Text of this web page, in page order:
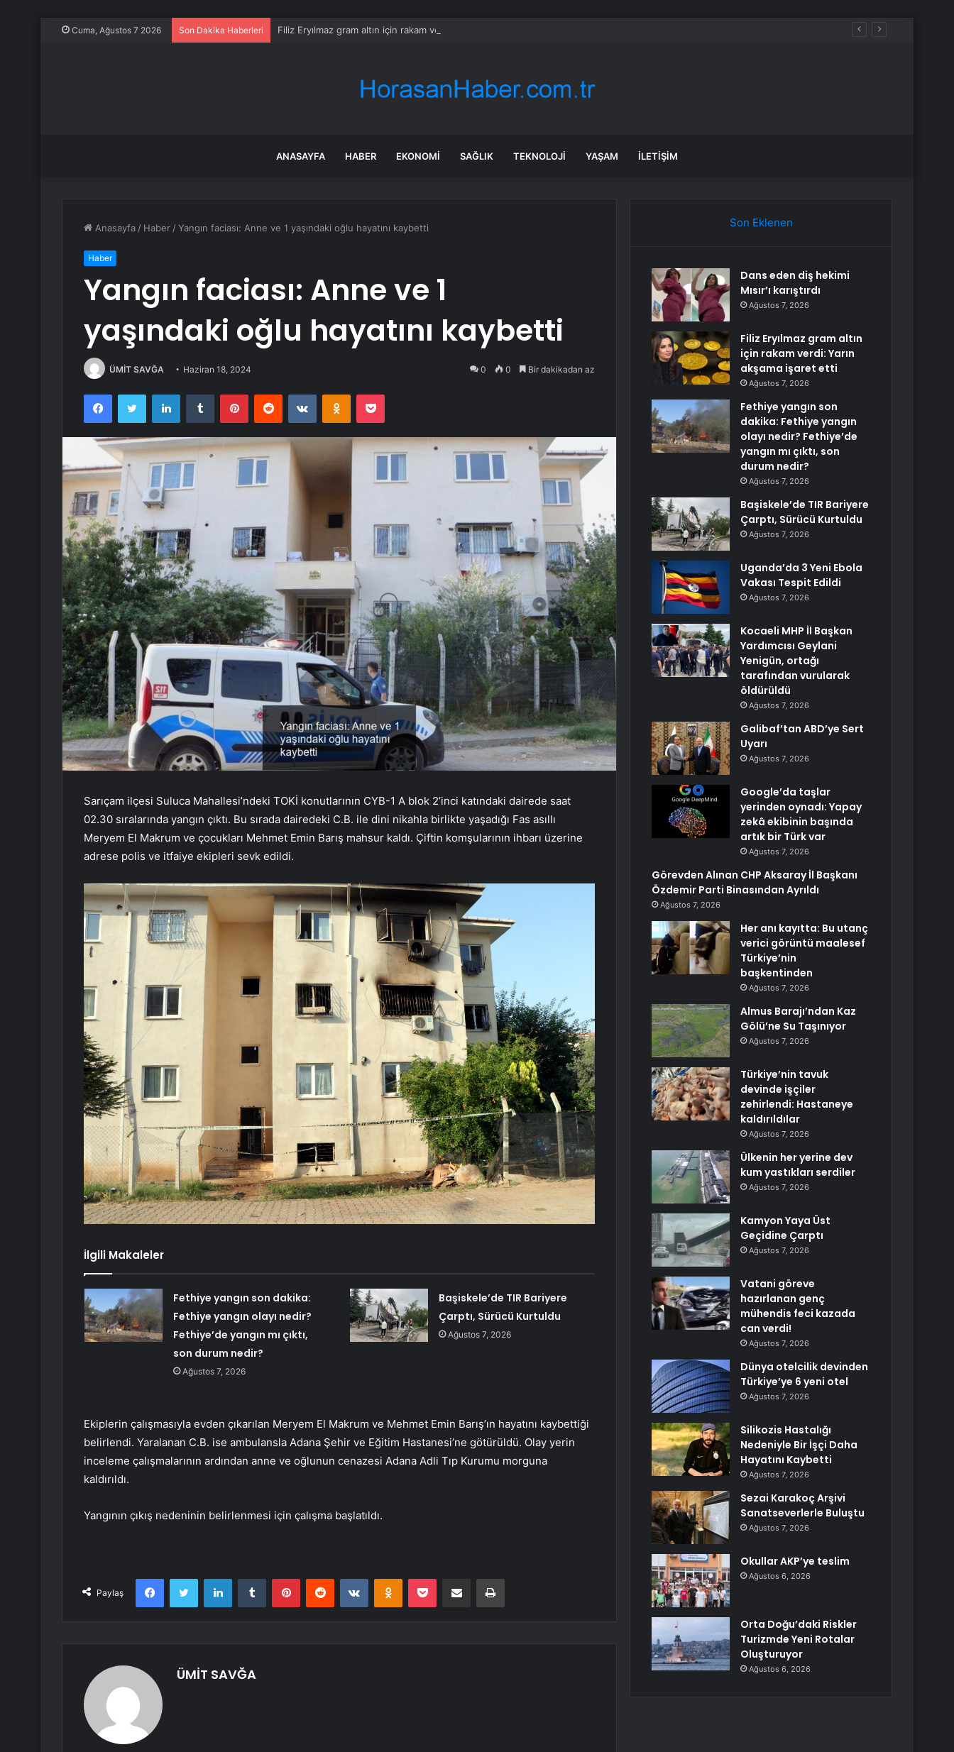
Cuma, Ağustos 7 2026 Son Dakika Haberleri Filiz Eryılmaz gram altın için rakam verdi: Yarın akşama işaret etti
ANASAYFA HABER EKONOMI SAĞLIK TEKNOLOJI YAŞAM İLETIŞIM
Anasayfa / Haber /Yangın faciası: Anne ve 1 yaşındaki oğlu hayatını kaybetti
Haber
Yangın faciası: Anne ve 1
yaşındaki oğlu hayatını kaybetti
ÜMİT SAVĞA Haziran 18, 2024 0 0 Bir dakikadan az
FacebookTwitter LinkedInTumblr PinterestReddit VKontakteOdnoklassniki
Pocket
Sarıçam ilçesi Suluca Mahallesi’ndeki TOKİ konutlarının CYB-1 A blok 2’inci katındaki dairede saat
02.30 sıralarında yangın çıktı. Bu sırada dairedeki C.B. ile dini nikahla birlikte yaşadığı Fas asıllı
Meryem El Makrum ve çocukları Mehmet Emin Barış mahsur kaldı. Çiftin komşularının ihbarı üzerine
adrese polis ve itfaiye ekipleri sevk edildi.
İlgili Makaleler
Fethiye yangın son dakika:
Fethiye yangın olayı nedir?
Fethiye’de yangın mı çıktı,
son durum nedir?
Ağustos 7, 2026
Başiskele’de TIR Bariyere
Çarptı, Sürücü Kurtuldu
Ağustos 7, 2026
Ekiplerin çalışmasıyla evden çıkarılan Meryem El Makrum ve Mehmet Emin Barış’ın hayatını kaybettiği
belirlendi. Yaralanan C.B. ise ambulansla Adana Şehir ve Eğitim Hastanesi’ne götürüldü. Olay yerin
inceleme çalışmalarının ardından anne ve oğlunun cenazesi Adana Adli Tıp Kurumu morguna
kaldırıldı.
Yangının çıkış nedeninin belirlenmesi için çalışma başlatıldı.
Paylaş
FacebookTwitter LinkedInTumblr PinterestReddit VKontakteOdnoklassniki
Pocket E-Posta ile paylaş Yazdır
ÜMİT SAVĞA
Son Eklenen
Dans eden diş hekimi
Mısır’ı karıştırdı
Ağustos 7, 2026
Filiz Eryılmaz gram altın
için rakam verdi: Yarın
akşama işaret etti
Ağustos 7, 2026
Fethiye yangın son
dakika: Fethiye yangın
olayı nedir? Fethiye’de
yangın mı çıktı, son
durum nedir?
Ağustos 7, 2026
Başiskele’de TIR Bariyere
Çarptı, Sürücü Kurtuldu
Ağustos 7, 2026
Uganda’da 3 Yeni Ebola
Vakası Tespit Edildi
Ağustos 7, 2026
Kocaeli MHP İl Başkan
Yardımcısı Geylani
Yenigün, ortağı
tarafından vurularak
öldürüldü
Ağustos 7, 2026
Galibaf’tan ABD’ye Sert
Uyarı
Ağustos 7, 2026
Google’da taşlar
yerinden oynadı: Yapay
zekâ ekibinin başında
artık bir Türk var
Ağustos 7, 2026
Görevden Alınan CHP Aksaray İl Başkanı
Özdemir Parti Binasından Ayrıldı
Ağustos 7, 2026
Her anı kayıtta: Bu utanç
verici görüntü maalesef
Türkiye’nin
başkentinden
Ağustos 7, 2026
Almus Barajı’ndan Kaz
Gölü’ne Su Taşınıyor
Ağustos 7, 2026
Türkiye’nin tavuk
devinde işçiler
zehirlendi: Hastaneye
kaldırıldılar
Ağustos 7, 2026
Ülkenin her yerine dev
kum yastıkları serdiler
Ağustos 7, 2026
Kamyon Yaya Üst
Geçidine Çarptı
Ağustos 7, 2026
Vatani göreve
hazırlanan genç
mühendis feci kazada
can verdi!
Ağustos 7, 2026
Dünya otelcilik devinden
Türkiye’ye 6 yeni otel
Ağustos 7, 2026
Silikozis Hastalığı
Nedeniyle Bir İşçi Daha
Hayatını Kaybetti
Ağustos 7, 2026
Sezai Karakoç Arşivi
Sanatseverlerle Buluştu
Ağustos 7, 2026
Okullar AKP’ye teslim
Ağustos 6, 2026
Orta Doğu’daki Riskler
Turizmde Yeni Rotalar
Oluşturuyor
Ağustos 6, 2026